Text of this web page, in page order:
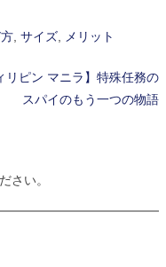
サイズ メリット
リピン マニラ】特殊任務の
スパイのもう一つの物語
さい。